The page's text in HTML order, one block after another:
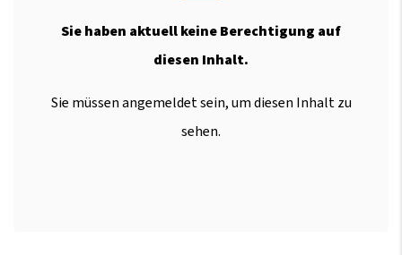
Sie haben aktuell keine Berechtigung auf
diesen Inhalt.
Sie müssen angemeldet sein, um diesen Inhalt zu
sehen.